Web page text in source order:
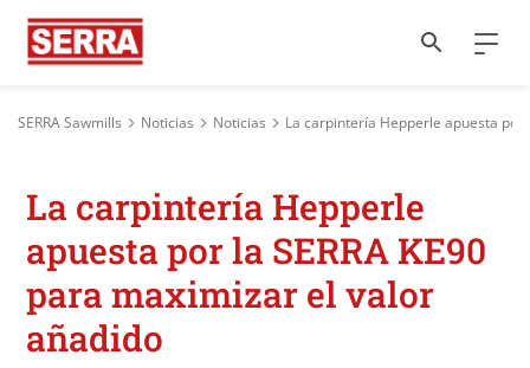
SERRA Sawmills Noticias Noticias La carpintería Hepperle apuesta por
La carpintería Hepperle
apuesta por la SERRA KE90
para maximizar el valor
añadido